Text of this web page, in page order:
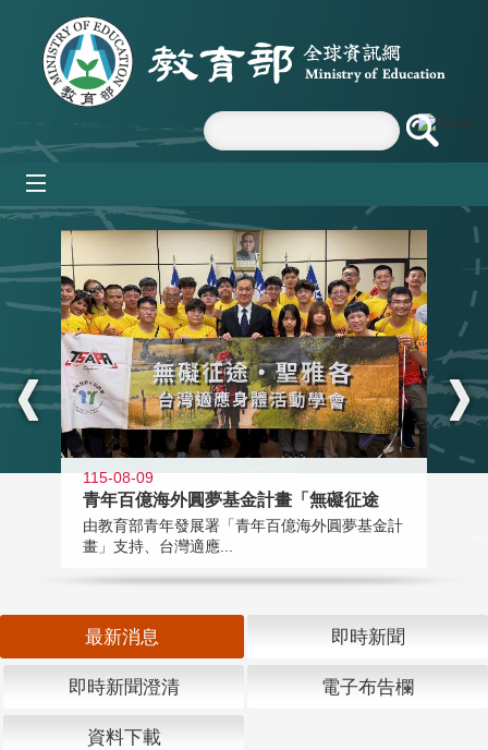
跳到主要內容區塊
:::
115-08-09
青年百億海外圓夢基金計畫「無礙征途
由教育部青年發展署「青年百億海外圓夢基金計
畫」支持、台灣適應...
最新消息 即時新聞
即時新聞澄清 電子布告欄
資料下載